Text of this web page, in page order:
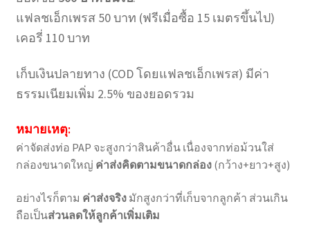
แฟลชเอ็กเพรส 50 บาท (ฟรีเมื่อซื้อ 15 เมตรขึ้นไป)
เคอรี่ 110 บาท
เก็บเงินปลายทาง (COD โดยแฟลชเอ็กเพรส) มีค่า
ธรรมเนียมเพิ่ม 2.5% ของยอดรวม
หมายเหตุ:
ค่าจัดส่งท่อ PAP จะสูงกว่าสินค้าอื่น เนื่องจากท่อม้วนใส่
กล่องขนาดใหญ่ ค่าส่งคิดตามขนาดกล่อง(กว้าง+ยาว+สูง)
อย่างไรก็ตาม ค่าส่งจริง มักสูงกว่าที่เก็บจากลูกค้า ส่วนเกิน
ถือเป็นส่วนลดให้ลูกค้าเพิ่มเติม